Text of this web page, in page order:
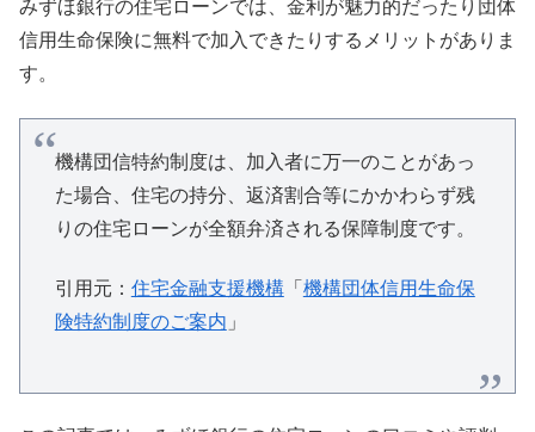
みずほ銀行の住宅ローンでは、金利が魅力的だったり団体
信用生命保険に無料で加入できたりするメリットがありま
す。
機構団信特約制度は、加入者に万一のことがあっ
た場合、住宅の持分、返済割合等にかかわらず残
りの住宅ローンが全額弁済される保障制度です。
引用元： 住宅金融支援機構「 機構団体信用生命保
険特約制度のご案内 」